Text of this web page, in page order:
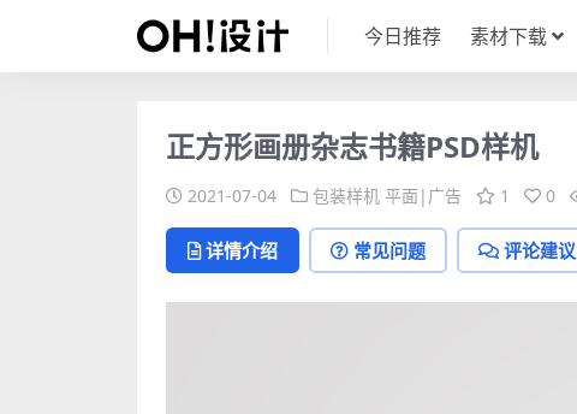
今日推荐 素材下载
正方形画册杂志书籍PSD样机
2021-07-04 包装样机 平面|广告 1 0
详情介绍 常见问题 评论建议